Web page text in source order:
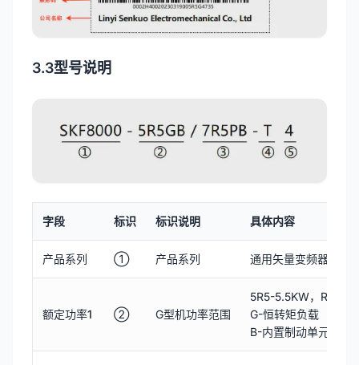
3.3型号说明
字段 标识 标识说明 具体内容
产品系列 ① 产品系列 通用矢量变频器系列
额定功率1 ② G型机功率范围
5R5-5.5KW，R为小
G-恒转矩负载
B-内置制动单元